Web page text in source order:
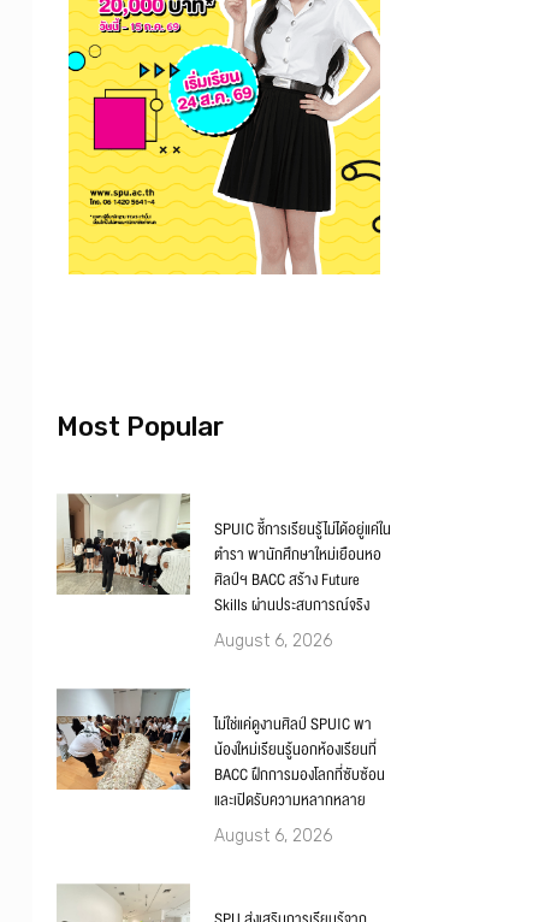
Most Popular
SPUIC ชี้การเรียนรู้ไม่ได้อยู่แค่ใน
ตำรา พานักศึกษาใหม่เยือนหอ
ศิลป์ฯ BACC สร้าง Future
Skills ผ่านประสบการณ์จริง
August 6, 2026
ไม่ใช่แค่ดูงานศิลป์ SPUIC พา
น้องใหม่เรียนรู้นอกห้องเรียนที่
BACC ฝึกการมองโลกที่ซับซ้อน
และเปิดรับความหลากหลาย
August 6, 2026